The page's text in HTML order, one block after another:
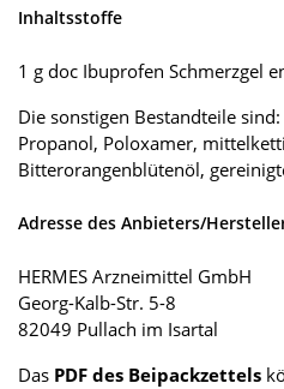
Inhaltsstoffe
1 g doc Ibuprofen Schmerzgel
Die sonstigen Bestandteile
Propanol, Poloxamer,
Bitterorangenblütenöl,
Adresse des Anbieters/
HERMES Arzneimittel GmbH
Georg-Kalb-Str. 5-8
82049 Pullach im Isartal
Das PDF des Beipackzettels